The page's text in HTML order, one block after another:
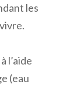
les
l’aide
(eau